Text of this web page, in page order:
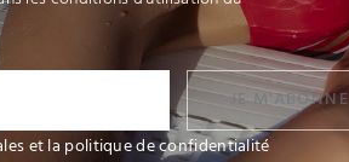
JE M'ABONNE
et la politique de confidentialité